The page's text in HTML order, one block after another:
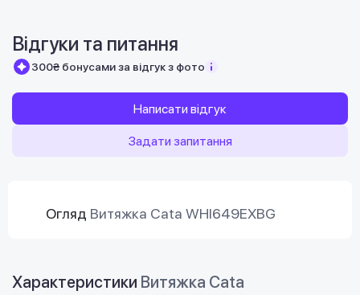
Відгуки та питання
300₴ бонусами за відгук з фото
Написати відгук
Задати запитання
Огляд Витяжка Cata WHI649EXBG
Характеристики Витяжка Cata